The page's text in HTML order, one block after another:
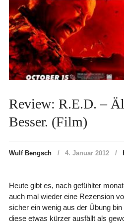
Review: R.E.D. –
Besser. (Film)
Wulf Bengsch 4. Januar 2012
Heute gibt es, nach gefühlter
auch mal wieder eine Rezension
sicher ein wenig aus der Übung
diese etwas kürzer ausfällt als